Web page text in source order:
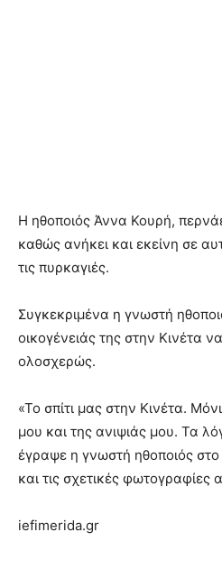
Η ηθοποιός Άννα Κουρή,
καθώς ανήκει και εκείνη σε
τις πυρκαγιές.
Συγκεκριμένα η γνωστή
οικογένειάς της στην Κινέτα
ολοσχερώς.
«Το σπίτι μας στην Κινέτα.
μου και της ανιψιάς μου. Τα
έγραψε η γνωστή ηθοποιός
και τις σχετικές φωτογραφίες
iefimerida.gr